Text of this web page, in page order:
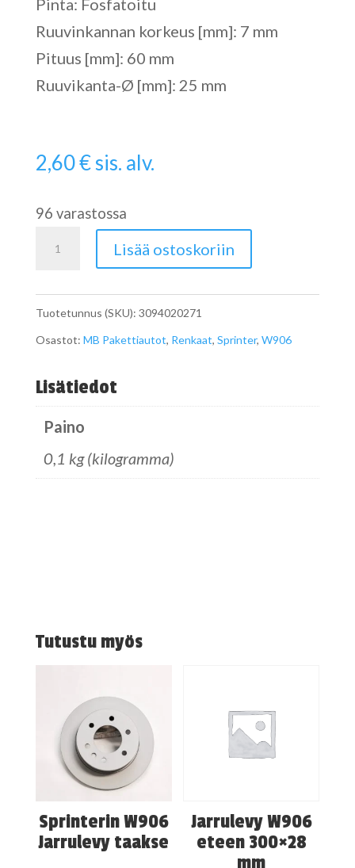
Pinta: Fosfatoitu
Ruuvinkannan korkeus [mm]: 7 mm
Pituus [mm]: 60 mm
Ruuvikanta-Ø [mm]: 25 mm
2,60€sis. alv.
96 varastossa
Pyöränpultti
5
T
paripyörällinen
Lisää ostoskoriin
Tuotetunnus (SKU): 3094020271
Osastot: MB Pakettiautot, Renkaat, Sprinter, W906
Lisätiedot
Paino
0,1 kg (kilogramma)
Tutustu myös
Sprinterin W906
Jarrulevy taakse
Jarrulevy W906
eteen 300×28
mm